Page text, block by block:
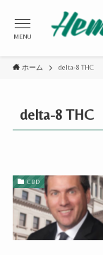
MENU
ホーム delta-8 THC
delta-8 THC
CBD